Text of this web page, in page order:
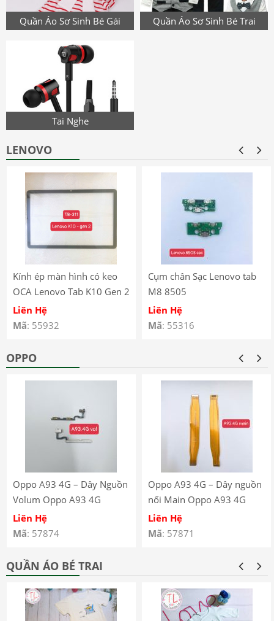
Quần Áo Sơ Sinh Bé Gái Quần Áo Sơ Sinh Bé Trai
Tai Nghe
LENOVO
Kính ép màn hình có keo
OCA Lenovo Tab K10 Gen 2
(2025) – TB-311
Liên Hệ
Mã: 55932
Cụm chân Sạc Lenovo tab
M8 8505
Liên Hệ
Mã: 55316
OPPO
Oppo A93 4G – Dây Nguồn
Volum Oppo A93 4G
CPH2121 CPH2123
Liên Hệ
Mã: 57874
Oppo A93 4G – Dây nguồn
nối Main Oppo A93 4G
CPH2121 CPH2123
Liên Hệ
Mã: 57871
QUẦN ÁO BÉ TRAI